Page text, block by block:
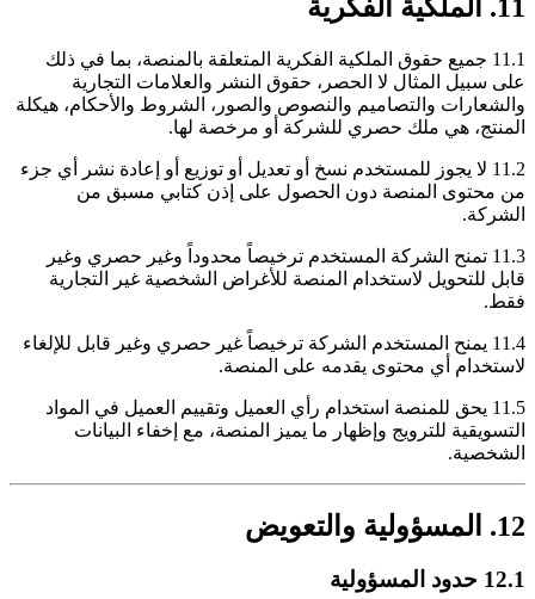
11. الملكية الفكرية
11.1 جميع حقوق الملكية الفكرية المتعلقة بالمنصة، بما في ذلك
على سبيل المثال لا الحصر، حقوق النشر والعلامات التجارية
والشعارات والتصاميم والنصوص والصور، الشروط والأحكام، هيكلة
المنتج، هي ملك حصري للشركة أو مرخصة لها.
11.2 لا يجوز للمستخدم نسخ أو تعديل أو توزيع أو إعادة نشر أي جزء
من محتوى المنصة دون الحصول على إذن كتابي مسبق من
الشركة.
11.3 تمنح الشركة المستخدم ترخيصاً محدوداً وغير حصري وغير
قابل للتحويل لاستخدام المنصة للأغراض الشخصية غير التجارية
فقط.
11.4 يمنح المستخدم الشركة ترخيصاً غير حصري وغير قابل للإلغاء
لاستخدام أي محتوى يقدمه على المنصة.
11.5 يحق للمنصة استخدام رأي العميل وتقييم العميل في المواد
التسويقية للترويج وإظهار ما يميز المنصة، مع إخفاء البيانات
الشخصية.
12. المسؤولية والتعويض
12.1 حدود المسؤولية